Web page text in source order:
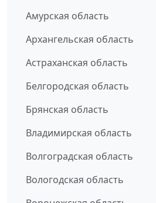
Амурская область
Архангельская область
Астраханская область
Белгородская область
Брянская область
Владимирская область
Волгоградская область
Вологодская область